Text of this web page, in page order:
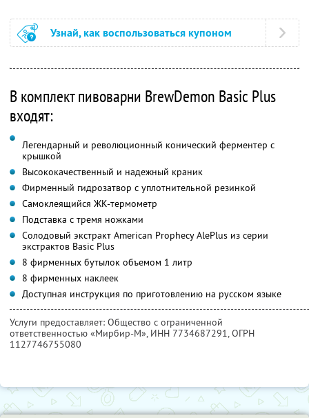
Узнай, как воспользоваться купоном
В комплект пивоварни BrewDemon Basic Plus
входят:
Легендарный и революционный конический ферментер с
крышкой
Высококачественный и надежный краник
Фирменный гидрозатвор с уплотнительной резинкой
Самоклеящийся ЖК-термометр
Подставка с тремя ножками
Солодовый экстракт American Prophecy AlePlus из серии
экстрактов Basic Plus
8 фирменных бутылок объемом 1 литр
8 фирменных наклеек
Доступная инструкция по приготовлению на русском языке
Услуги предоставляет: Общество с ограниченной
ответственностью «Мирбир-М», ИНН 7734687291, ОГРН
1127746755080